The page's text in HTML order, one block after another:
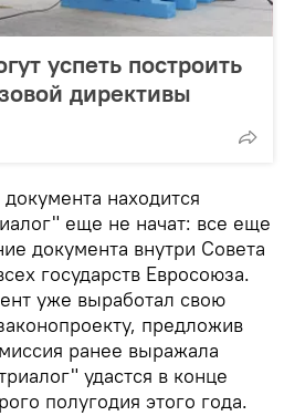
успеть построить
директивы
находится
еще не начат: все еще
документа внутри Совета
государств Евросоюза.
уже выработал свою
предложив
ранее выражала
удастся в конце
полугодия этого года.